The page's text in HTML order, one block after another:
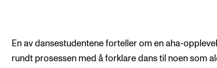
En av dansestudentene forteller om en aha-
rundt prosessen med å forklare dans til noen som